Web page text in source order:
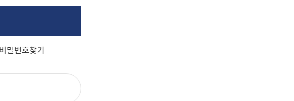
비밀번호찾기